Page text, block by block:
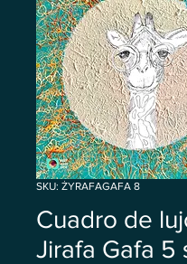
SKU: ŻYRAFAGAFA 8
Cuadro de
Jirafa Gafa 5